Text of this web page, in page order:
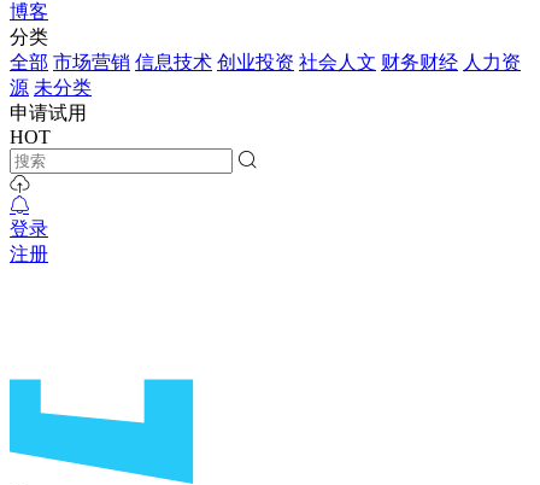
博客
分类
全部 市场营销 信息技术 创业投资 社会人文 财务财经 人力资
源 未分类
申请试用
HOT
登录
注册